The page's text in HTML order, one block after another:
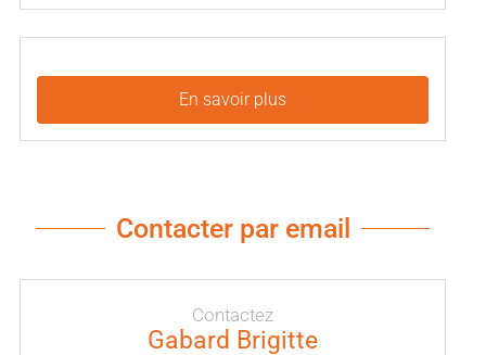
En savoir plus
Contacter par email
Contactez
Gabard Brigitte